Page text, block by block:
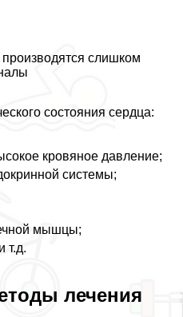
производятся слишком
состояния сердца:
кровяное давление;
системы;
мышцы;
т.д.
лечения